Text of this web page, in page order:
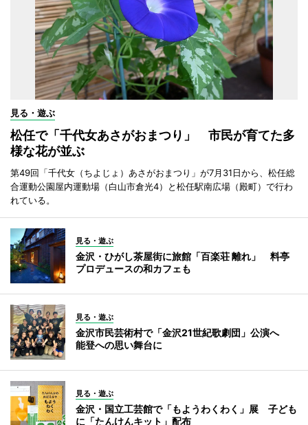
見る・遊ぶ
松任で「千代女あさがおまつり」 市民が育てた多
様な花が並ぶ
第49回「千代女（ちよじょ）あさがおまつり」が7月31日から、松任総
合運動公園屋内運動場（白山市倉光4）と松任駅南広場（殿町）で行わ
れている。
見る・遊ぶ
金沢・ひがし茶屋街に旅館「百楽荘 離れ」 料亭
プロデュースの和カフェも
見る・遊ぶ
金沢市民芸術村で「金沢21世紀歌劇団」公演へ
能登への思い舞台に
見る・遊ぶ
金沢・国立工芸館で「もようわくわく」展 子ども
に「たんけんキット」配布